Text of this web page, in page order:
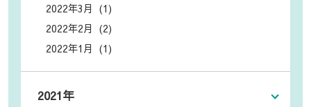
2022年3月 (1)
2022年2月 (2)
2022年1月 (1)
2021年